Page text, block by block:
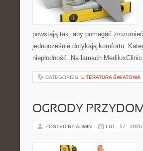
powstają tak, aby pomagać
jednocześnie dotykają komfortu.
niepłodność. Na łamach
CATEGORIES: LITERATURA ŚWIATOWA
OGRODY
POSTED BY ADMIN LUT - 17 - 2026